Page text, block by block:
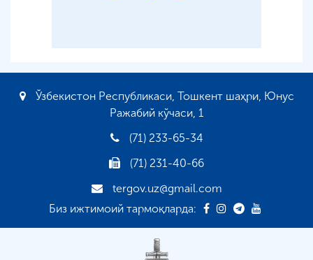
Ўзбекистон Республикаси, Тошкент шаҳри, Юнус
Ражабий кўчаси, 1
(71) 233-65-34
(71) 231-40-66
tergov.uz@gmail.com
Биз ижтимоий тармоқларда: